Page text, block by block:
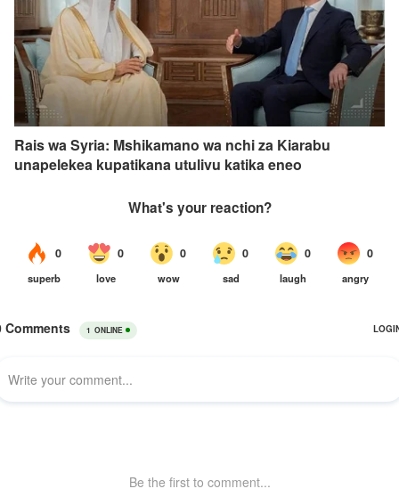
Rais wa Syria: Mshikamano wa nchi za Kiarabu
unapelekea kupatikana utulivu katika eneo